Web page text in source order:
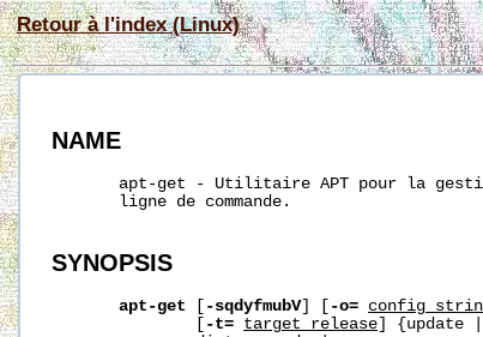
Retour à l'index (Linux)
NAME
apt-get - Utilitaire APT pour la
       ligne de commande.
SYNOPSIS
apt-get [ -sqdyfmubV] [ -o=
               [
-t= target_release] {update |